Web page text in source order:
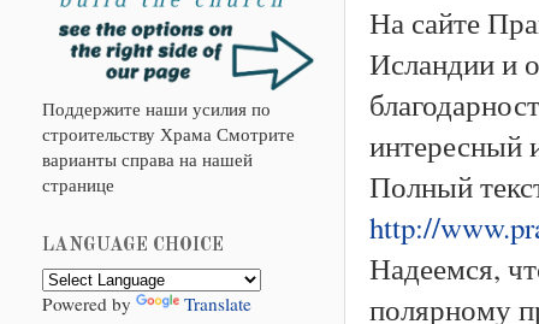
На сайте
Исландии и
интересный
Полный
http://
Надеемся,
полярному
Поддержите наши усилия по
строительству Храма Смотрите
варианты справа на нашей
странице
LANGUAGE CHOICE
Powered by Translate